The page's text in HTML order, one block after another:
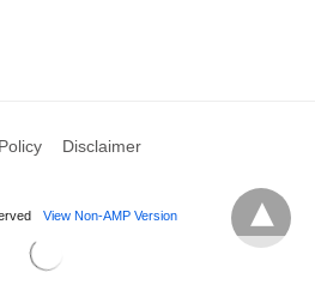
Disclaimer
View Non-AMP Version